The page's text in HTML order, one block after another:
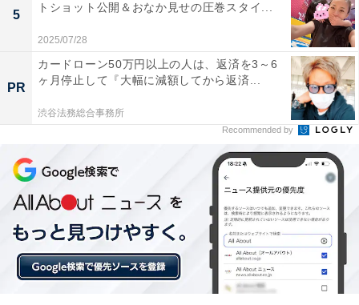
5
トショット公開＆おなか見せの圧巻スタイ...
2025/07/28
PR
カードローン50万円以上の人は、返済を3～6
ヶ月停止して『大幅に減額してから返済...
渋谷法務総合事務所
Recommended by